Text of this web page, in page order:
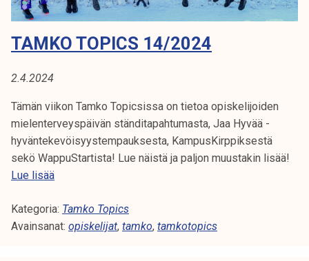
2
0
2
TAMKO TOPICS 14/2024
2.4.2024
Tämän viikon Tamko Topicsissa on tietoa opiskelijoiden
mielenterveyspäivän ständitapahtumasta, Jaa Hyvää -
hyväntekevöisyystempauksesta, KampusKirppiksestä
sekö WappuStartista! Lue näistä ja paljon muustakin lisää!
Lue lisääT
m
k
Kategoria: Tamko Topics
Avainsanat: opiskelijat, tamko, tamkotopics